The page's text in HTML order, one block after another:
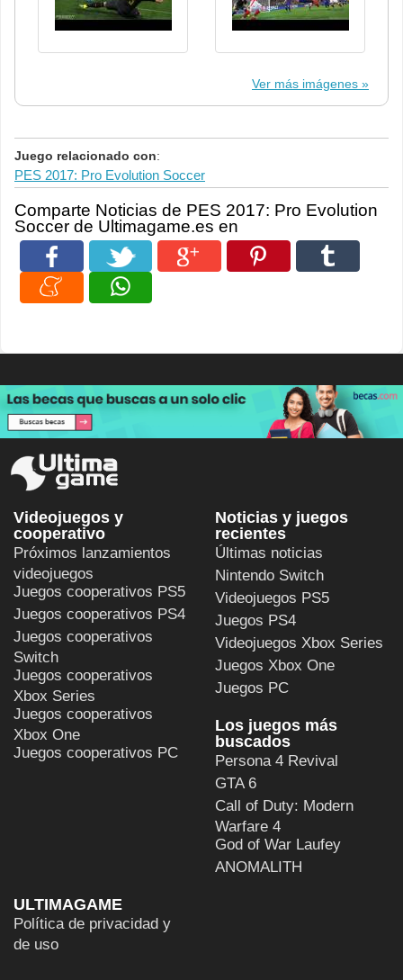
Ver más imágenes
Juego relacionado con:
PES 2017: Pro Evolution Soccer
Comparte Noticias de PES 2017: Pro Evolution
Soccer de Ultimagame.es en
Videojuegos y
cooperativo
Próximos lanzamientos
videojuegos
Juegos cooperativos PS5
Juegos cooperativos PS4
Juegos cooperativos
Switch
Juegos cooperativos
Xbox Series
Juegos cooperativos
Xbox One
Juegos cooperativos PC
Noticias y juegos
recientes
Últimas noticias
Nintendo Switch
Videojuegos PS5
Juegos PS4
Videojuegos Xbox Series
Juegos Xbox One
Juegos PC
Los juegos más
buscados
Persona 4 Revival
GTA 6
Call of Duty: Modern
Warfare 4
God of War Laufey
ANOMALITH
ULTIMAGAME
Política de privacidad y
de uso